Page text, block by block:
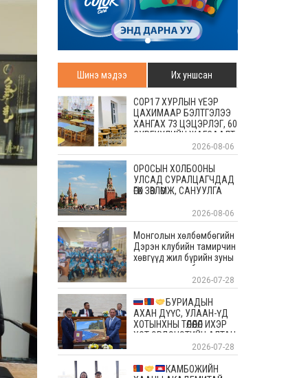
Шинэ мэдээ Их уншсан
COP17 ХУРЛЫН ҮЕЭР
ЦАХИМААР БЭЛТГЭЛЭЭ
ХАНГАХ 73 ЦЭЦЭРЛЭГ, 60
СУРГУУЛИЙН ЖАГСААЛТ
2026-08-06
ОРОСЫН ХОЛБООНЫ
УЛСАД СУРАЛЦАГЧДАД
ӨГӨХ ЗӨВЛӨМЖ, САНУУЛГА
2026-08-06
Монголын хөлбөмбөгийн
Дэрэн клубийн тамирчин
хөвгүүд жил бүрийн зуны
энэ өдрүүдэд болдог
уламжлалт Скандиновын
орнуудын тэмцээндээ
оролцоод ирлээ
2026-07-28
БУРИАДЫН
АХАН ДҮҮС, УЛААН-ҮД
ХОТЫНХНЫ ТӨЛӨӨЛӨЛ ИХЭР
ХОТ ЭРДЭНЭТИЙН АЛТАН
ОЙД БАЯР ХҮРГЭЛЭЭ
2026-07-28
КАМБОЖИЙН